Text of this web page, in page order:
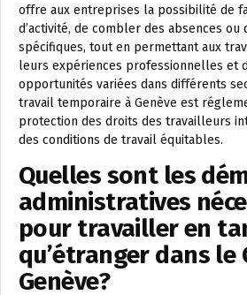
offre aux entreprises la possibilité de
d’activité, de combler des absences
spécifiques, tout en permettant aux
leurs expériences professionnelles et
opportunités variées dans différents
travail temporaire à Genève est
protection des droits des travailleurs
des conditions de travail équitables.
Quelles sont les
administratives
pour travailler en
qu’étranger dans le
Genève?